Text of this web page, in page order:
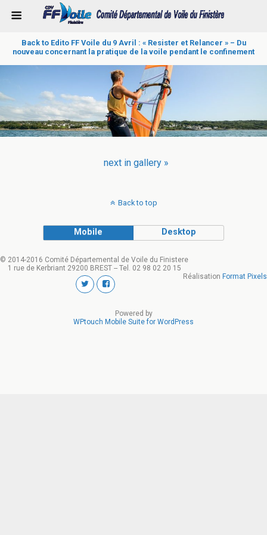
Back to Edito FF Voile du 9 Avril : « Resister et Relancer » – Du
nouveau concernant la pratique de la voile pendant le confinement
next in gallery »
Back to top
Mobile Desktop
© 2014-2016 Comité Départemental de Voile du Finistere
1 rue de Kerbriant 29200 BREST -- Tel. 02 98 02 20 15
Réalisation Format Pixels
Powered by
WPtouch Mobile Suite for WordPress